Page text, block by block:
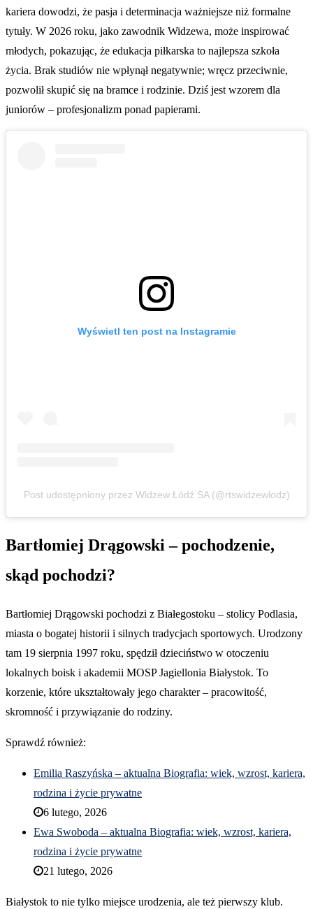
kariera dowodzi, że pasja i determinacja ważniejsze niż formalne
tytuły. W 2026 roku, jako zawodnik Widzewa, może inspirować
młodych, pokazując, że edukacja piłkarska to najlepsza szkoła
życia. Brak studiów nie wpłynął negatywnie; wręcz przeciwnie,
pozwolił skupić się na bramce i rodzinie. Dziś jest wzorem dla
juniorów – profesjonalizm ponad papierami.
Wyświetl ten post na Instagramie
Post udostępniony przez Widzew Łódź SA (@rtswidzewlodz)
Bartłomiej Drągowski – pochodzenie,
skąd pochodzi?
Bartłomiej Drągowski pochodzi z Białegostoku – stolicy Podlasia,
miasta o bogatej historii i silnych tradycjach sportowych. Urodzony
tam 19 sierpnia 1997 roku, spędził dzieciństwo w otoczeniu
lokalnych boisk i akademii MOSP Jagiellonia Białystok. To
korzenie, które ukształtowały jego charakter – pracowitość,
skromność i przywiązanie do rodziny.
Sprawdź również:
Emilia Raszyńska – aktualna Biografia: wiek, wzrost, kariera,
rodzina i życie prywatne
6 lutego, 2026
Ewa Swoboda – aktualna Biografia: wiek, wzrost, kariera,
rodzina i życie prywatne
21 lutego, 2026
Białystok to nie tylko miejsce urodzenia, ale też pierwszy klub.